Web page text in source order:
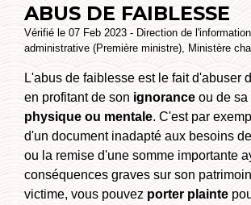
ABUS DE FAIBLESSE
Vérifié le 07 Feb 2023 - Direction de
administrative (Première ministre), Ministère
L'abus de faiblesse est le fait d'abuser
en profitant de son ignorance ou de sa
physique ou mentale. C'est par
d'un document inadapté aux besoins
ou la remise d'une somme importante
conséquences graves sur son
victime, vous pouvez porter plainte